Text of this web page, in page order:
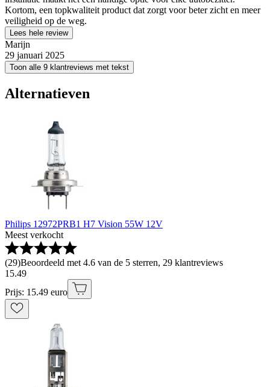
Kortom, een topkwaliteit product dat zorgt voor beter zicht en meer
veiligheid op de weg.
Lees hele review
Marijn
29 januari 2025
Toon alle 9 klantreviews met tekst
Alternatieven
Philips 12972PRB1 H7 Vision 55W 12V
Meest verkocht
(29)Beoordeeld met 4.6 van de 5 sterren, 29 klantreviews
15.49
Prijs: 15.49 euro